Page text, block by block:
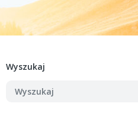
Wyszukaj